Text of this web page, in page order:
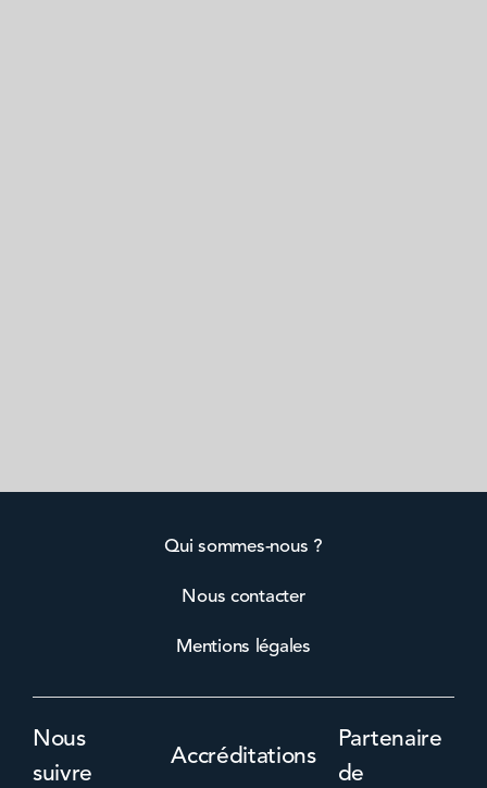
Qui sommes-nous ?
Nous contacter
Mentions légales
Nous
suivre
Accréditations
Partenaire
de